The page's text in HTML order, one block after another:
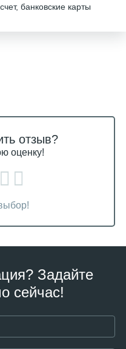
банковские карты
отзыв?
оценку!
Задайте
сейчас!